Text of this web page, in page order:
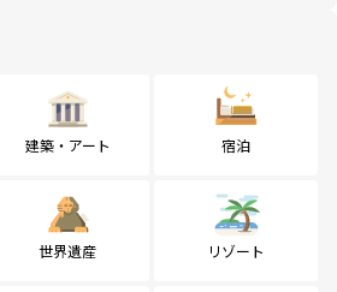
建築・アート 宿泊
世界遺産 リゾート